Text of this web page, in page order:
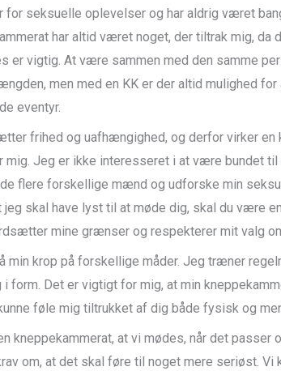
for seksuelle oplevelser og har aldrig været
har altid været noget, der tiltrak mig, da
er vigtig. At være sammen med den samme
men med en KK er der altid mulighed for
eventyr.
frihed og uafhængighed, og derfor virker en
Jeg er ikke interesseret i at være bundet til
flere forskellige mænd og udforske min
skal have lyst til at møde dig, skal du være
mine grænser og respekterer mit valg
min krop på forskellige måder. Jeg træner
form. Det er vigtigt for mig, at min
føle mig tiltrukket af dig både fysisk og
kneppekammerat, at vi mødes, når det passer
om, at det skal føre til noget mere seriøst. Vi